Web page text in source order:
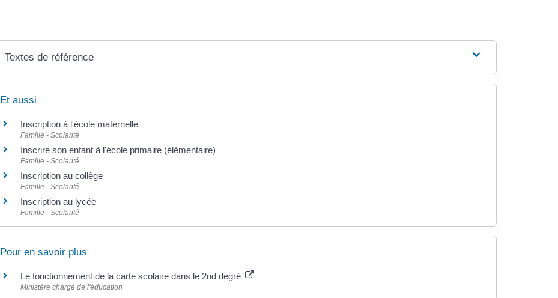
Textes de référence
Et aussi
Inscription à l'école maternelle
Famille - Scolarité
Inscrire son enfant à l'école primaire (élémentaire)
Famille - Scolarité
Inscription au collège
Famille - Scolarité
Inscription au lycée
Famille - Scolarité
Pour en savoir plus
Le fonctionnement de la carte scolaire dans le 2nd degré
Ministère chargé de l'éducation